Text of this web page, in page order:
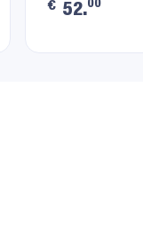
€ 52.00